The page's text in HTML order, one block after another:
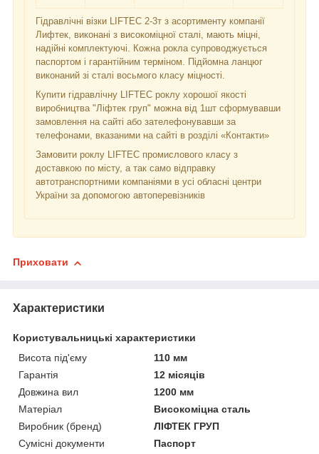
Гідравлічні візки LIFTEC 2-3т з асортименту компанії
Лифтек, виконані з високоміцної сталі, мають міцні,
надійні комплектуючі. Кожна рокла супроводжується
паспортом і гарантійним терміном. Підйомна ланцюг
виконаний зі сталі восьмого класу міцності.
Купити гідравлічну LIFTEC роклу хорошої якості
виробництва "Ліфтек груп" можна від 1шт сформувавши
замовлення на сайті або зателефонувавши за
телефонами, вказаними на сайті в розділі «Контакти»
Замовити роклу LIFTEC промислового класу з
доставкою по місту, а так само відправку
автотранспортними компаніями в усі обласні центри
України за допомогою автоперевізників
Приховати
Характеристики
Користувальницькі характеристики
Висота під'єму
110 мм
Гарантія
12 місяців
Довжина вил
1200 мм
Матеріал
Високоміцна сталь
Виробник (бренд)
ЛІФТЕК ГРУП
Сумісні документи
Паспорт